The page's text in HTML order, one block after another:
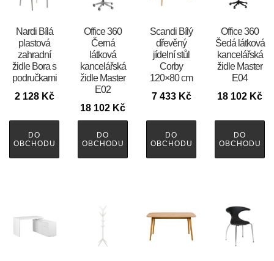
Nardi Bílá
plastová
zahradní
židle Bora s
područkami
2 128 Kč
DO
OBCHODU
Office 360
Černá
látková
kancelářská
židle Master
E02
18 102 Kč
DO
OBCHODU
Scandi Bílý
dřevěný
jídelní stůl
Corby
120×80 cm
7 433 Kč
DO
OBCHODU
Office 360
Šedá látková
kancelářská
židle Master
E04
18 102 Kč
DO
OBCHODU